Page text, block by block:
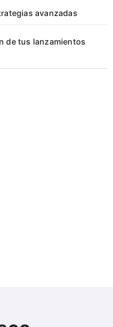
avanzadas
de tus lanzamientos